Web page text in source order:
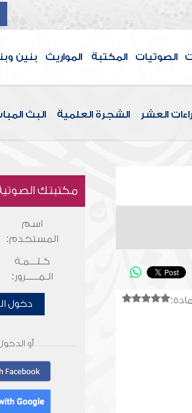
الصوتيات المكتبة المواريث بنين
العشر الشجرة العلمية البث
مكتبتك
اسم
المستخدم:
كـلـــمـة
الـمـــــرور:
دخول
أو